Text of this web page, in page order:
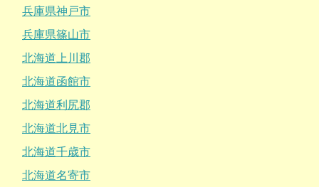
兵庫県神戸市
兵庫県篠山市
北海道上川郡
北海道函館市
北海道利尻郡
北海道北見市
北海道千歳市
北海道名寄市